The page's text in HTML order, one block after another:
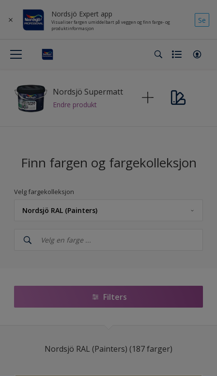
Nordsjö Expert app
Visualiser fargen umiddelbart på veggen og finn farge- og
produktinformasjon
Se
Nordsjö Supermatt
Endre produkt
Finn fargen og fargekolleksjon
Velg fargekolleksjon
Nordsjö RAL (Painters)
Nordsjö
Ferdigblandet farger
Colour Futures 2024 - Nordsjö Sweet Embrace™
Filters
Nordsjö RAL (Painters) (187 farger)